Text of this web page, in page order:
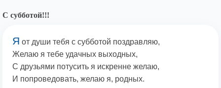
С субботой!!!
Я от души тебя с субботой поздравляю,
Желаю я тебе удачных выходных,
С друзьями потусить я искренне желаю,
И попроведовать, желаю я, родных.